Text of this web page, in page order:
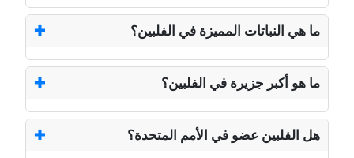
ما هي النباتات المميزة في الفلبين؟
ما هو أكبر جزيرة في الفلبين؟
هل الفلبين عضو في الأمم المتحدة؟